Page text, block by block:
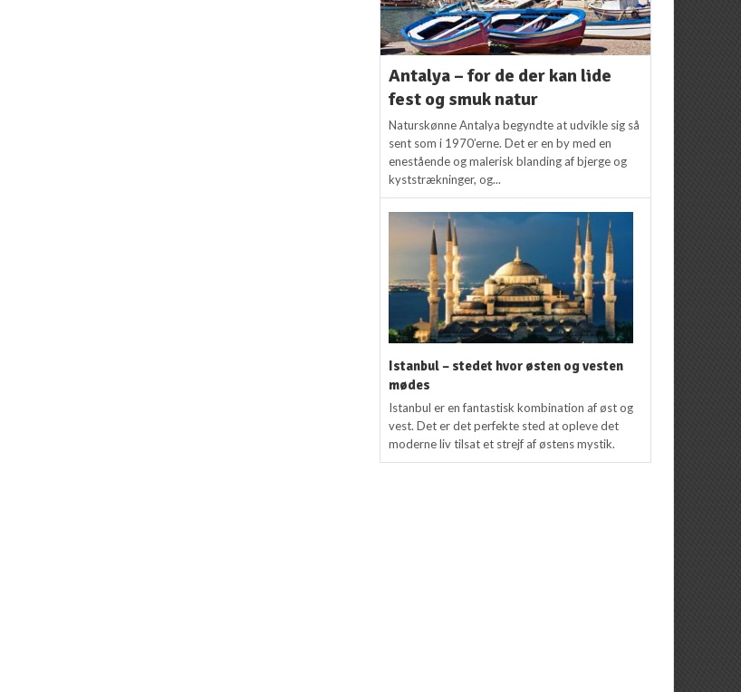
Antalya – for de der kan lide
fest og smuk natur
Naturskønne Antalya begyndte at udvikle sig så
sent som i 1970’erne. Det er en by med en
enestående og malerisk blanding af bjerge og
kyststrækninger, og...
Istanbul – stedet hvor østen og vesten
mødes
Istanbul er en fantastisk kombination af øst og
vest. Det er det perfekte sted at opleve det
moderne liv tilsat et strejf af østens mystik.